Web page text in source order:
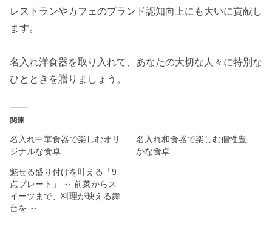
レストランやカフェのブランド認知向上にも大いに貢献し
ます。
名入れ洋食器を取り入れて、あなたの大切な人々に特別な
ひとときを贈りましょう。
関連
名入れ中華食器で楽しむオリ
ジナルな食卓
名入れ和食器で楽しむ個性豊
かな食卓
魅せる盛り付けを叶える「9
点プレート」 ～ 前菜からス
イーツまで、料理が映える舞
台を ～